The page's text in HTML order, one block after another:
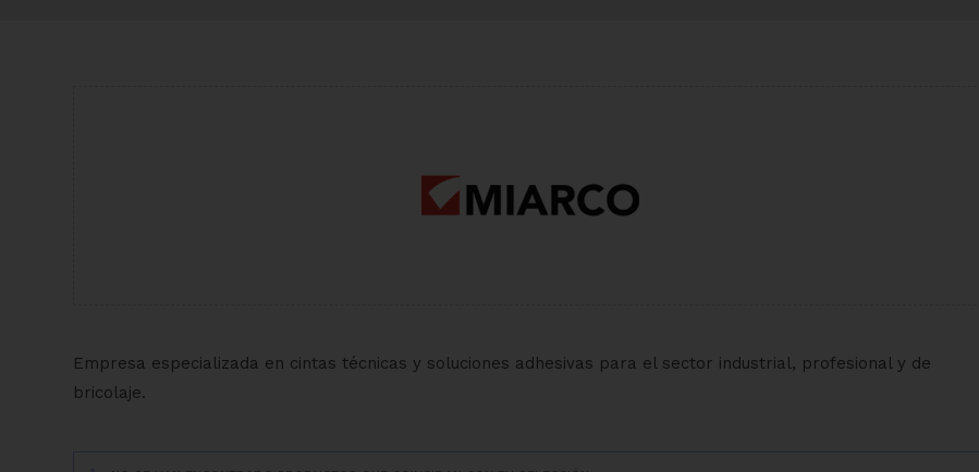
Empresa especializada en cintas técnicas y soluciones adhesivas para el sector industrial, profesional y de
bricolaje.